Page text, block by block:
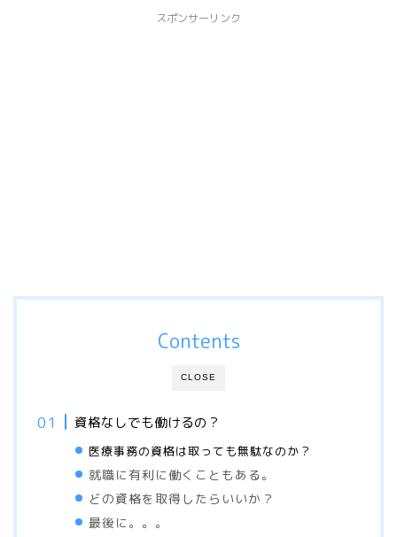
スポンサーリンク
CLOSE
Contents
資格なしでも働けるの？
医療事務の資格は取っても無駄なのか？
就職に有利に働くこともある。
どの資格を取得したらいいか？
最後に。。。